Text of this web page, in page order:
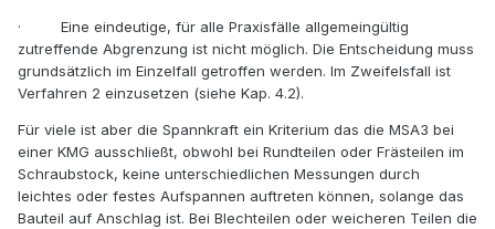
·
Eine eindeutige, für alle Praxisfälle allgemeingültig
zutreffende Abgrenzung ist nicht möglich. Die Entscheidung muss
grundsätzlich im Einzelfall getroffen werden. Im Zweifelsfall ist
Verfahren 2 einzusetzen (siehe Kap. 4.2).
Für viele ist aber die Spannkraft ein Kriterium das die MSA3 bei
einer KMG ausschließt, obwohl bei Rundteilen oder Frästeilen im
Schraubstock, keine unterschiedlichen Messungen durch
leichtes oder festes Aufspannen auftreten können, solange das
Bauteil auf Anschlag ist. Bei Blechteilen oder weicheren Teilen die